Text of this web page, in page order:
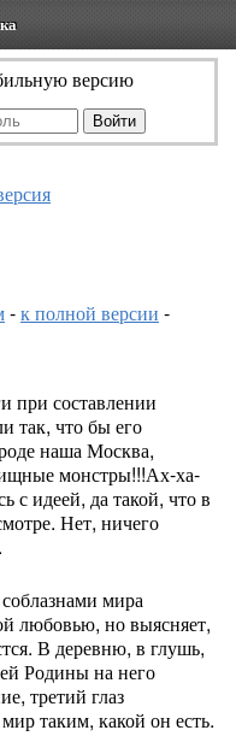
версию
-к полной версии -
при составлении
так, что бы его
наша Москва,
монстры!!!Ах-ха-
с идеей, да такой, что в
Нет, ничего
мира
любовью, но выясняет,
В деревню, в глушь,
Родины на него
третий глаз
таким, какой он есть.